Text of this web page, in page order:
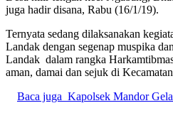
juga hadir disana, Rabu (16/1/19).
Ternyata sedang dilaksanakan
Landak dengan segenap muspika
Landak dalam rangka
aman, damai dan sejuk di
Baca juga Kapolsek Mandor